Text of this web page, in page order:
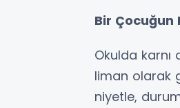
Bir Çocuğun
Okulda karnı
liman olarak
niyetle,